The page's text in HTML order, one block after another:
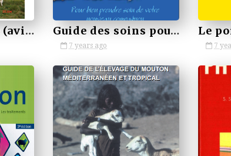
Guide d'elevage (aviculture fermiere) Guide des soins pour Oiseaux de compagnie
7 years ago 7